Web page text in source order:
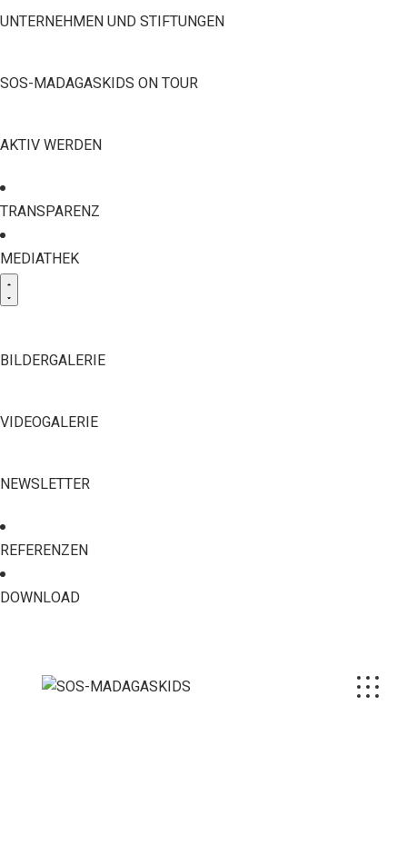
UNTERNEHMEN UND STIFTUNGEN
SOS-MADAGASKIDS ON TOUR
AKTIV WERDEN
TRANSPARENZ
MEDIATHEK
BILDERGALERIE
VIDEOGALERIE
NEWSLETTER
REFERENZEN
DOWNLOAD